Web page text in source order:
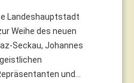
Landeshauptstadt
Weihe des neuen
Seckau, Johannes
und...